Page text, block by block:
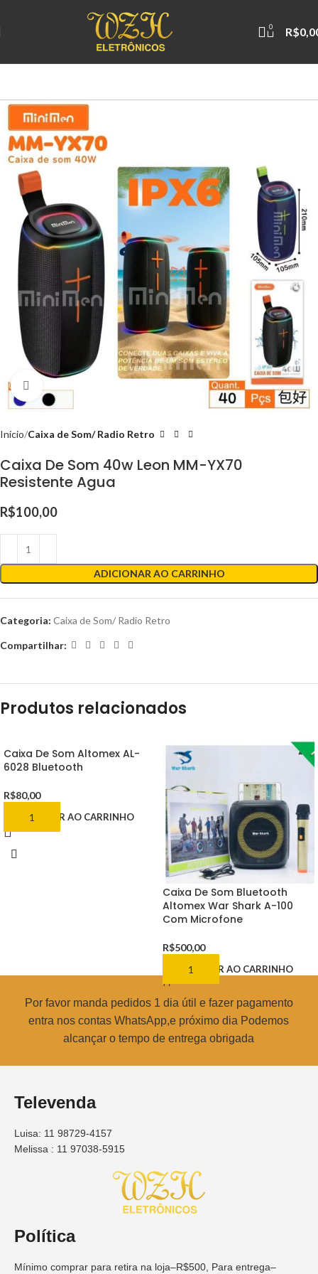
0 R$
Início Caixa de Som/ Radio Retro
Caixa De Som 40w Leon MM-YX70
Resistente Agua
R$100,00
ADICIONAR AO CARRINHO
Categoria: Caixa de Som/ Radio Retro
Compartilhar:
Produtos relacionados
Caixa De Som Altomex AL-
6028 Bluetooth
R$80,00
ADICIONAR AO CARRINHO
Caixa De Som Bluetooth
Altomex War Shark A-100
Com Microfone
R$500,00
ADICIONAR AO CARRINHO
Por favor manda pedidos 1 dia útil e fazer pagamento
entra nos contas WhatsApp,e próximo dia Podemos
alcançar o tempo de entrega obrigada
Televenda
Luisa: 11 98729-4157
Melissa : 11 97038-5915
Política
Mínimo comprar para retira na loja–R$500, Para entrega–